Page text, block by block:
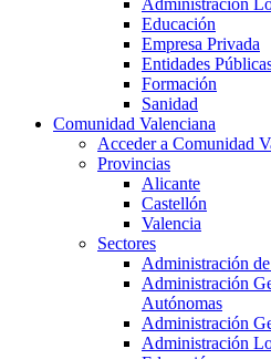
Administración
Educación
Empresa Privada
Entidades
Formación
Sanidad
Comunidad Valenciana
Acceder a Comunidad
Provincias
Alicante
Castellón
Valencia
Sectores
Administración
Administración
Autónomas
Administración
Administración